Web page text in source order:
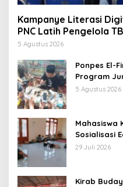
Kampanye Literasi
PNC Latih Pengelola
Majenang Produksi
5 Agustus 2026
Ponpes El-
Program
Digital
5 Agustus 2026
Mahasiswa
Sosialisasi
Tanggap
29 Juli 2026
Kirab